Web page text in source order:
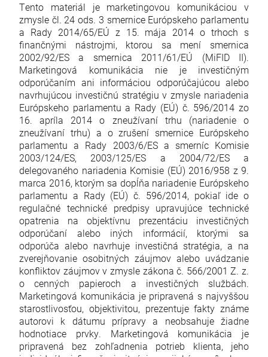
Tento materiál je marketingovou komunikáciou v
zmysle čl. 24 ods. 3 smernice Európskeho parlamentu
a Rady 2014/65/EÚ z 15. mája 2014 o trhoch s
finančnými nástrojmi, ktorou sa mení smernica
2002/92/ES a smernica 2011/61/EÚ (MiFID II).
Marketingová komunikácia nie je investičným
odporúčaním ani informáciou odporúčajúcou alebo
navrhujúcou investičnú stratégiu v zmysle nariadenia
Európskeho parlamentu a Rady (EÚ) č. 596/2014 zo
16. apríla 2014 o zneužívaní trhu (nariadenie o
zneužívaní trhu) a o zrušení smernice Európskeho
parlamentu a Rady 2003/6/ES a smerníc Komisie
2003/124/ES, 2003/125/ES a 2004/72/ES a
delegovaného nariadenia Komisie (EÚ) 2016/958 z 9.
marca 2016, ktorým sa dopĺňa nariadenie Európskeho
parlamentu a Rady (EÚ) č. 596/2014, pokiaľ ide o
regulačné technické predpisy upravujúce technické
opatrenia na objektívnu prezentáciu investičných
odporúčaní alebo iných informácií, ktorými sa
odporúča alebo navrhuje investičná stratégia, a na
zverejňovanie osobitných záujmov alebo uvádzanie
konfliktov záujmov v zmysle zákona č. 566/2001 Z. z.
o cenných papieroch a investičných službách.
Marketingová komunikácia je pripravená s najvyššou
starostlivosťou, objektivitou, prezentuje fakty známe
autorovi k dátumu prípravy a neobsahuje žiadne
hodnotiace prvky. Marketingová komunikácia je
pripravená bez zohľadnenia potrieb klienta, jeho